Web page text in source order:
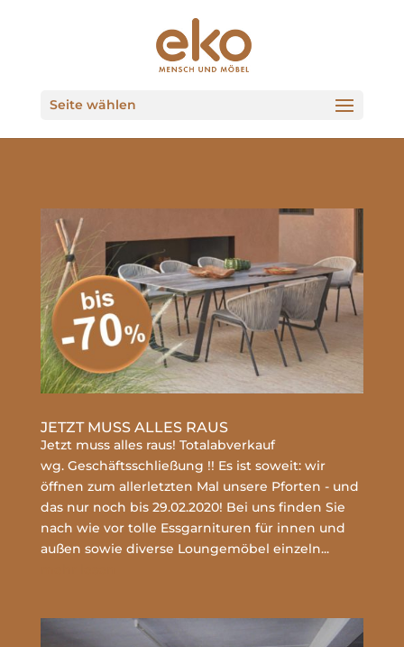
Seite wählen
JETZT MUSS ALLES RAUS
Jetzt muss alles raus! Totalabverkauf
wg. Geschäftsschließung !! Es ist soweit: wir
öffnen zum allerletzten Mal unsere Pforten - und
das nur noch bis 29.02.2020! Bei uns finden Sie
nach wie vor tolle Essgarnituren für innen und
außen sowie diverse Loungemöbel einzeln...